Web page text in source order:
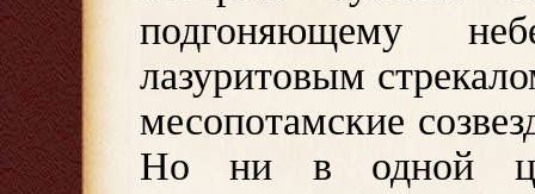
подгоняющему
лазуритовым
месопотамские
Но ни в одной